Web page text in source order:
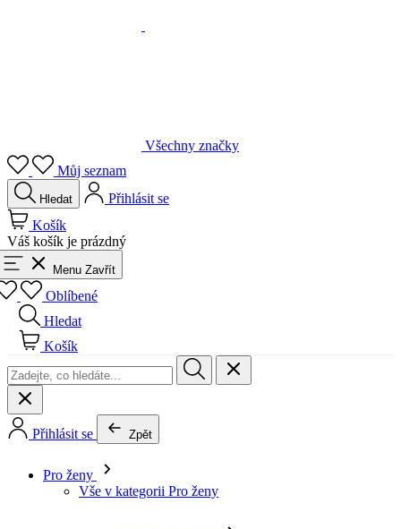
Všechny značky
Můj seznam
Hledat
Přihlásit se
Košík
Váš košík je prázdný
Menu Zavřít
Oblíbené
Hledat
Košík
Přihlásit se Zpět
Pro ženy
Vše v kategorii Pro ženy